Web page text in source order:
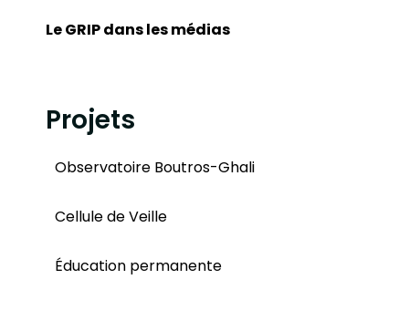
Le GRIP dans les médias
Projets
Observatoire Boutros-Ghali
Cellule de Veille
Éducation permanente